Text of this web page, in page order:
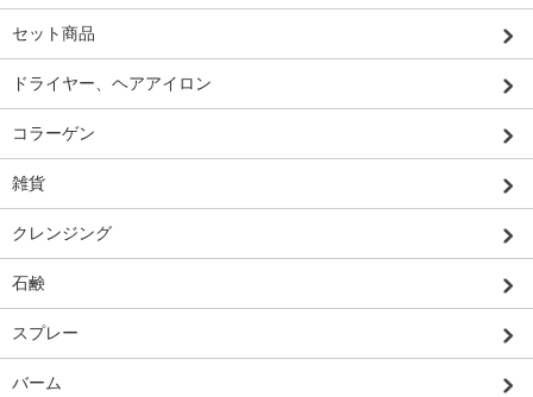
セット商品
ドライヤー、ヘアアイロン
コラーゲン
雑貨
クレンジング
石鹸
スプレー
バーム